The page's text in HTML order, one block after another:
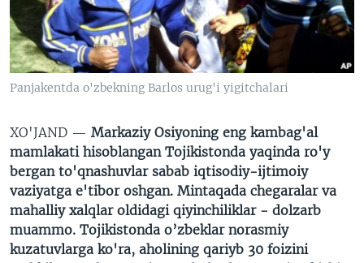
VIDEO
XABARLAR SURATLARDA
ODNOKLASSNIKI
TELEGRAM
TWITTER
Panjakentda o'zbekning Barlos urug'i yigitchalari
XO'JAND — Markaziy Osiyoning eng kambag'al
mamlakati hisoblangan Tojikistonda yaqinda ro'y
bergan to'qnashuvlar sabab iqtisodiy-ijtimoiy
vaziyatga e'tibor oshgan. Mintaqada chegaralar va
mahalliy xalqlar oldidagi qiyinchiliklar - dolzarb
muammo. Tojikistonda o’zbeklar norasmiy
kuzatuvlarga ko'ra, aholining qariyb 30 foizini